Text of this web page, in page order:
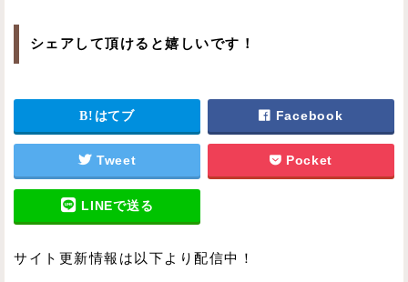
シェアして頂けると嬉しいです！
はてブ Facebook
Tweet Pocket
LINEで送る
サイト更新情報は以下より配信中！